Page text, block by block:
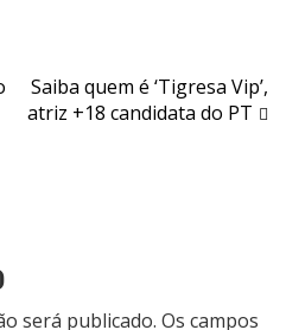
Saiba quem é ‘Tigresa Vip’,
atriz +18 candidata do PT
será publicado. Os campos